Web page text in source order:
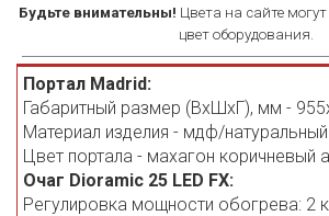
Будьте внимательны! Цвета на сайте
цвет оборудования.
Портал Madrid:
Габаритный размер (ВхШхГ), мм -
Материал изделия - мдф/
Цвет портала - махагон коричневый
Очаг Dioramic 25 LED FX:
Регулировка мощности обогрева: 2